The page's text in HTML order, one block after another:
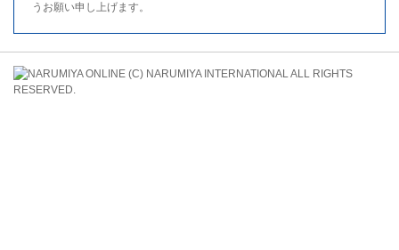
うお願い申し上げます。